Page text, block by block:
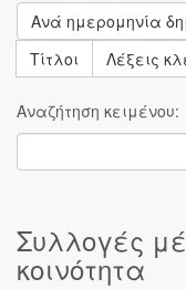
Ανά ημερομηνία
Τίτλοι
Λέξεις
Αναζήτηση κειμένου:
Συλλογές
κοινότητα